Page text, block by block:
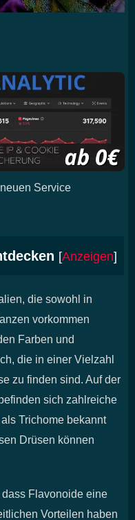
Service
[Anzeigen]
die sowohl in
vorkommen
Farben und
die in einer Vielzahl
zu finden sind. Auf der
sich zahlreiche
Trichome bekannt
Drüsen können
Flavonoide eine
Vorteilen haben